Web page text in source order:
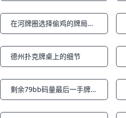
Notifications 在河牌圈选择偷鸡的牌局分析
Notifications
德州扑克牌桌上的细节
Notifications 剩余79bb码量最后一手牌用J嗨诈唬失败，他因此少拿240万刀